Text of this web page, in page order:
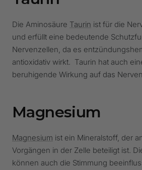
Die Aminosäure Taurin ist für die
und erfüllt eine bedeutende
Nervenzellen, da es
antioxidativ wirkt. Taurin hat auch
beruhigende Wirkung auf das
Magnesium
Magnesium ist ein Mineralstoff, der
Vorgängen in der Zelle beteiligt ist.
können auch die Stimmung